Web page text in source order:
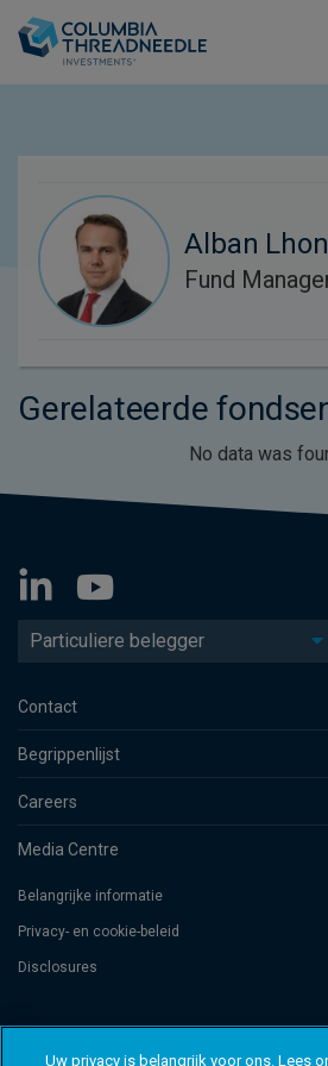
Alban
Fund
Gerelateerde
No data was
Particuliere belegger
Contact
Begrippenlijst
Careers
Media Centre
Belangrijke informatie
Privacy- en cookie-beleid
Disclosures
de Commerce et des Sociétés (Luxembourg),
Uw privacy is belangrijk voor ons. Lees